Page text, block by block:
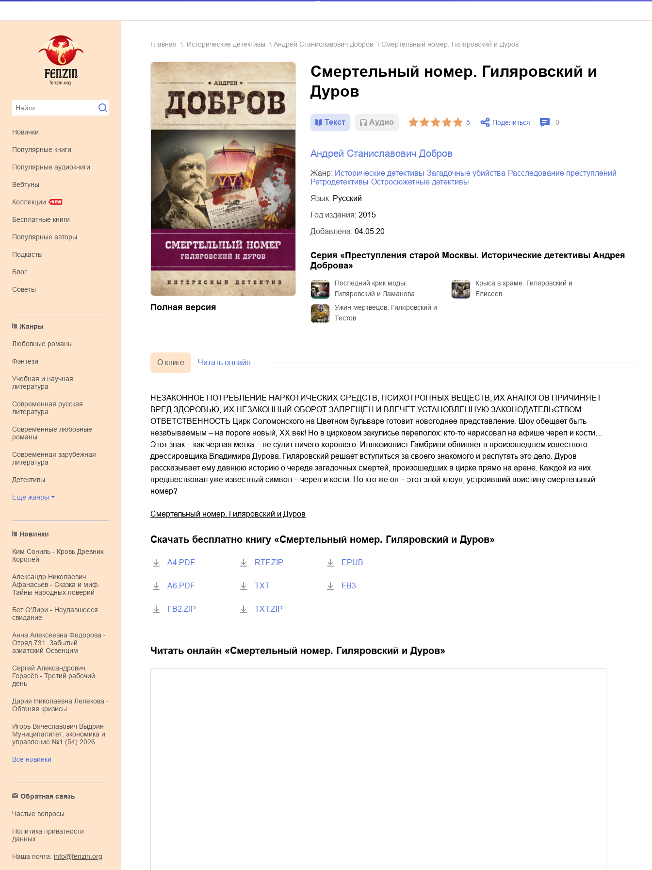
Новинки
Популярные книги
Популярные аудиокниги
Вебтуны
Коллекции
Бесплатные книги
Популярные авторы
Подкасты
Блог
Советы
Жанры
любовные романы
фэнтези
учебная и научная
литература
современная русская
литература
современные любовные
романы
современная зарубежная
литература
детективы
Еще жанры
Новинки
Ким Сониль - Кровь Древних
Королей
Александр Николаевич
Афанасьев - Сказка и миф.
Тайны народных поверий
Бет О'Лири - Неудавшееся
свидание
Анна Алексеевна Федорова -
Отряд 731. Забытый
азиатский Освенцим
Сергей Александрович
Герасёв - Третий рабочий
день
Дария Николаевна Лелекова -
Обгоняя кризисы
Игорь Вячеславович Выдрин -
Муниципалитет: экономика и
управление №1 (54) 2026
Все новинки
Обратная связь
Частые вопросы
Политика приватности
данных
Наша почта: info@fenzin.org
Главная исторические детективы Андрей Станиславович Добров Смертельный номер. Гиляровский и Дуров
Полная версия
Смертельный номер. Гиляровский и
Дуров
Текст Aудио 5 Поделиться 0
Андрей Станиславович Добров
Жанр: исторические детективы загадочные убийства
расследование преступлений
ретродетективы
остросюжетные детективы
Язык: Русский
Год издания: 2015
Добавлена: 04.05.20
Серия « Преступления старой Москвы. Исторические детективы Андрея
Доброва»
Последний крик моды.
Гиляровский и Ламанова
Крыса в храме. Гиляровский и
Елисеев
Ужин мертвецов. Гиляровский и
Тестов
О книге Читать онлайн
НЕЗАКОННОЕ ПОТРЕБЛЕНИЕ НАРКОТИЧЕСКИХ СРЕДСТВ, ПСИХОТРОПНЫХ ВЕЩЕСТВ, ИХ АНАЛОГОВ ПРИЧИНЯЕТ
ВРЕД ЗДОРОВЬЮ, ИХ НЕЗАКОННЫЙ ОБОРОТ ЗАПРЕЩЕН И ВЛЕЧЕТ УСТАНОВЛЕННУЮ ЗАКОНОДАТЕЛЬСТВОМ
ОТВЕТСТВЕННОСТЬ Цирк Соломонского на Цветном бульваре готовит новогоднее представление. Шоу обещает быть
незабываемым – на пороге новый, ХХ век! Но в цирковом закулисье переполох: кто-то нарисовал на афише череп и кости…
Этот знак – как черная метка – не сулит ничего хорошего. Иллюзионист Гамбрини обвиняет в произошедшем известного
дрессировщика Владимира Дурова. Гиляровский решает вступиться за своего знакомого и распутать это дело. Дуров
рассказывает ему давнюю историю о череде загадочных смертей, произошедших в цирке прямо на арене. Каждой из них
предшествовал уже известный символ – череп и кости. Но кто же он – этот злой клоун, устроивший воистину смертельный
номер?
Смертельный номер. Гиляровский и Дуров
Скачать бесплатно книгу «Смертельный номер. Гиляровский и Дуров»
A4.PDF
A6.PDF
FB2.ZIP
RTF.ZIP
TXT
TXT.ZIP
EPUB
FB3
Читать онлайн «Смертельный номер. Гиляровский и Дуров»